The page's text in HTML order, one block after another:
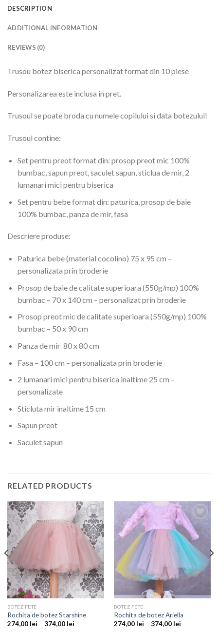
DESCRIPTION
ADDITIONAL INFORMATION
REVIEWS (0)
Trusou botez biserica personalizat format din 10 piese
Personalizarea este inclusa in pret.
Trusoul se poate broda cu numele copilului si data botezului!
Trusoul contine:
Set pentru preot format din: prosop preot mic 100%
bumbac, sapun preot, saculet sapun, sticlua de mir, 2
lumanari mici pentru biserica
Set pentru bebe format din: paturica, prosop de baie
100% bumbac, panza de mir, fasa
Descriere produse:
Paturica bebe (material cocolino) 75 x 95 cm –
personalizata prin broderie
Prosop de baie de calitate superioara (550g/mp) 100%
bumbac – 70 x 140 cm – personalizat prin broderie
Prosop preot mic de calitate superioara (550g/mp) 100%
bumbac – 50 x 90 cm
Panza de mir 80 x 80 cm
Fasa – 100 cm – personalizata prin broderie
2 lumanari mici pentru biserica inaltime 25 cm –
personalizate
Sticluta mir inaltime 15 cm
Sapun preot
Saculet sapun
RELATED PRODUCTS
Add to
wishlist
BOTEZ FETE
Rochita de botez Starshine
274,00 lei – 374,00 lei
Add to
wishlist
BOTEZ FETE
Rochita de botez Ariella
274,00 lei – 374,00 lei